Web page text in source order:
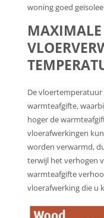
woning goed
MAXIMALE
De
warmteafgifte,
hoger de
vloerafwerkingen
worden verwarmd,
terwijl het verhogen
warmteafgifte
vloerafwerking die u